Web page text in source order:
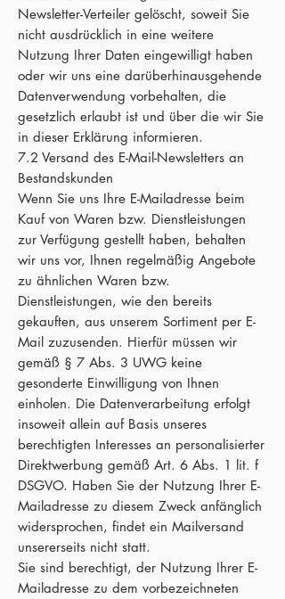
Newsletter-Verteiler gelöscht, soweit Sie
nicht ausdrücklich in eine weitere
Nutzung Ihrer Daten eingewilligt haben
oder wir uns eine darüberhinausgehende
Datenverwendung vorbehalten, die
gesetzlich erlaubt ist und über die wir Sie
in dieser Erklärung informieren.
7.2 Versand des E-Mail-Newsletters an
Bestandskunden
Wenn Sie uns Ihre E-Mailadresse beim
Kauf von Waren bzw. Dienstleistungen
zur Verfügung gestellt haben, behalten
wir uns vor, Ihnen regelmäßig Angebote
zu ähnlichen Waren bzw.
Dienstleistungen, wie den bereits
gekauften, aus unserem Sortiment per E-
Mail zuzusenden. Hierfür müssen wir
gemäß § 7 Abs. 3 UWG keine
gesonderte Einwilligung von Ihnen
einholen. Die Datenverarbeitung erfolgt
insoweit allein auf Basis unseres
berechtigten Interesses an personalisierter
Direktwerbung gemäß Art. 6 Abs. 1 lit. f
DSGVO. Haben Sie der Nutzung Ihrer E-
Mailadresse zu diesem Zweck anfänglich
widersprochen, findet ein Mailversand
unsererseits nicht statt.
Sie sind berechtigt, der Nutzung Ihrer E-
Mailadresse zu dem vorbezeichneten